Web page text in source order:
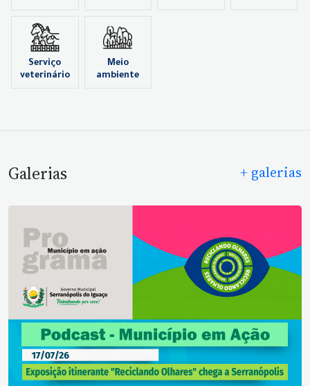
Serviço
veterinário
Meio
ambiente
Galerias + galerias